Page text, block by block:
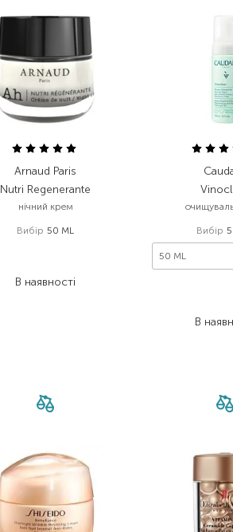
Arnaud Paris
Nutri Regenerante
нічний крем
Вибір 50 ML
В наявності
Вибір
50 ML
В